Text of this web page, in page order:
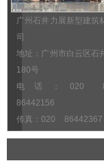
广州石井力展新型建筑
司
地址：广州市白云区石
180号
电话：020
86442156
传真：020 86442367